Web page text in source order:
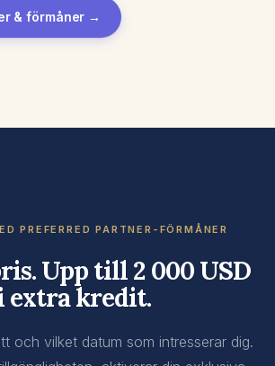
& förmåner →
PREFERRED PARTNER-FÖRMÅNER
Upp till 2 000 USD
extra kredit.
och vilket datum som intresserar dig.